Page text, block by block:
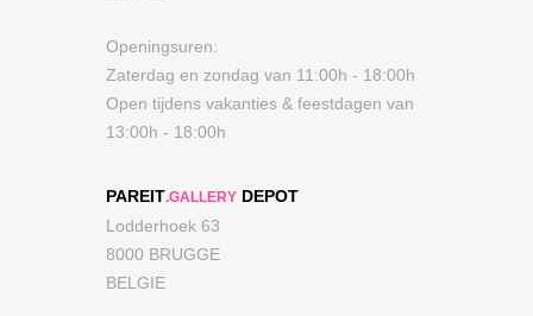
Openingsuren:
Zaterdag en zondag van 11:00h - 18:00h
Open tijdens vakanties & feestdagen van
13:00h - 18:00h
PAREIT.GALLERY DEPOT
Lodderhoek 63
8000 BRUGGE
BELGIE